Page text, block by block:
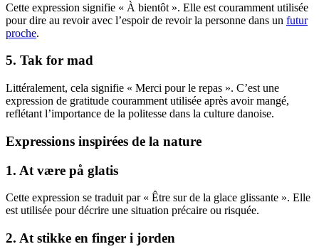
Cette expression signifie « À bientôt ». Elle est couramment utilisée
pour dire au revoir avec l’espoir de revoir la personne dans un futur
proche.
5. Tak for mad
Littéralement, cela signifie « Merci pour le repas ». C’est une
expression de gratitude couramment utilisée après avoir mangé,
reflétant l’importance de la politesse dans la culture danoise.
Expressions inspirées de la nature
1. At være på glatis
Cette expression se traduit par « Être sur de la glace glissante ». Elle
est utilisée pour décrire une situation précaire ou risquée.
2. At stikke en finger i jorden